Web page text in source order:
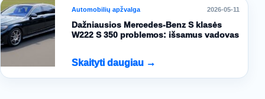
Automobilių apžvalga 2026-05-11
Dažniausios Mercedes-Benz S klasės
W222 S 350 problemos: išsamus vadovas
Skaityti daugiau →